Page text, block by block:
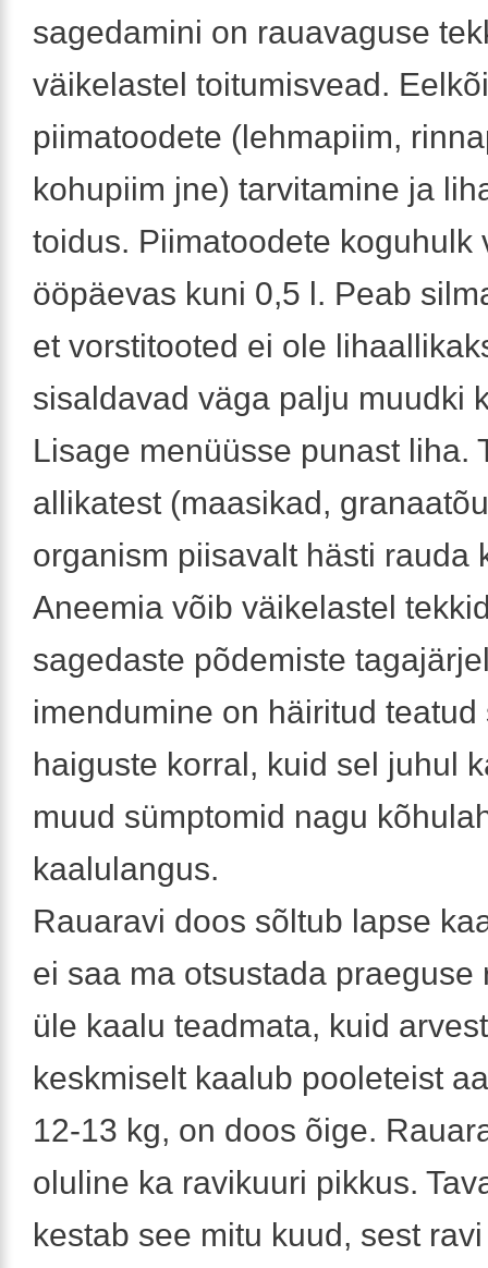
sagedamini on rauavaguse
väikelastel toitumisvead.
piimatoodete (lehmapiim,
kohupiim jne) tarvitamine ja
toidus. Piimatoodete koguhulk
ööpäevas kuni 0,5 l. Peab
et vorstitooted ei ole
sisaldavad väga palju muudki
Lisage menüüsse punast liha.
allikatest (maasikad,
organism piisavalt hästi rauda
Aneemia võib väikelastel
sagedaste põdemiste
imendumine on häiritud teatud
haiguste korral, kuid sel juhul
muud sümptomid nagu
kaalulangus.
Rauaravi doos sõltub lapse
ei saa ma otsustada praeguse
üle kaalu teadmata, kuid
keskmiselt kaalub pooleteist
12-13 kg, on doos õige.
oluline ka ravikuuri pikkus.
kestab see mitu kuud, sest